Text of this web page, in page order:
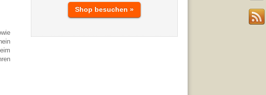
Shop besuchen »